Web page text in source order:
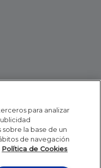
para analizar
la base de un
de navegación
Política de Cookies